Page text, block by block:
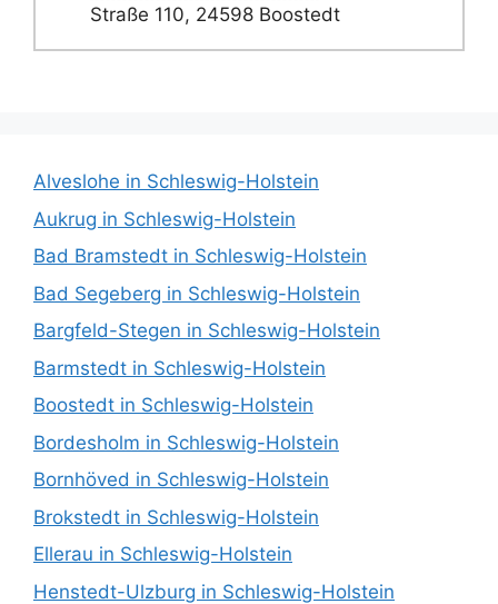
Straße 110, 24598 Boostedt
Alveslohe in Schleswig-Holstein
Aukrug in Schleswig-Holstein
Bad Bramstedt in Schleswig-Holstein
Bad Segeberg in Schleswig-Holstein
Bargfeld-Stegen in Schleswig-Holstein
Barmstedt in Schleswig-Holstein
Boostedt in Schleswig-Holstein
Bordesholm in Schleswig-Holstein
Bornhöved in Schleswig-Holstein
Brokstedt in Schleswig-Holstein
Ellerau in Schleswig-Holstein
Henstedt-Ulzburg in Schleswig-Holstein